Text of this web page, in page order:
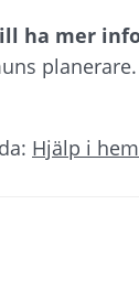
ha mer
Hjälp i